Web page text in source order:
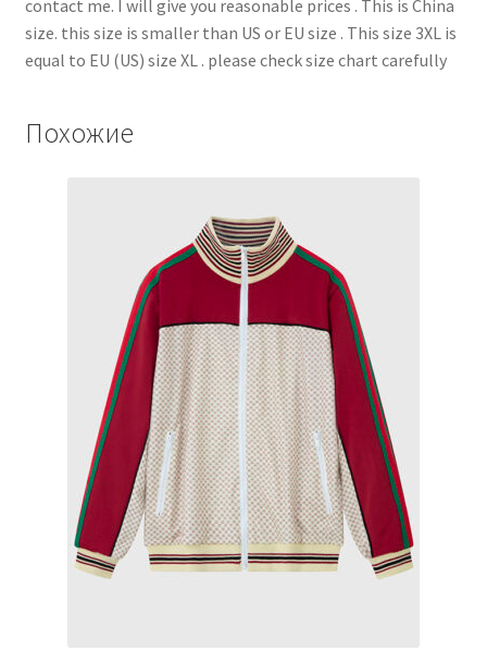
contact me. I will give you reasonable prices . This is China
size. this size is smaller than US or EU size . This size 3XL is
equal to EU (US) size XL . please check size chart carefully
Похожие